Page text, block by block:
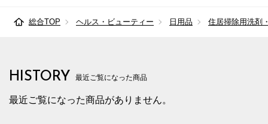
総合TOP ヘルス・ビューティー 日用品 住居掃除用洗剤
HISTORY 最近ご覧になった商品
最近ご覧になった商品がありません。